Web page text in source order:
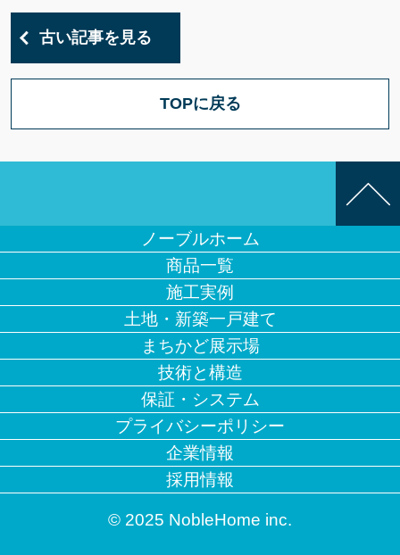
古い記事を見る
TOPに戻る
ノーブルホーム
商品一覧
施工実例
土地・新築一戸建て
まちかど展示場
技術と構造
保証・システム
プライバシーポリシー
企業情報
採用情報
© 2025 NobleHome inc.